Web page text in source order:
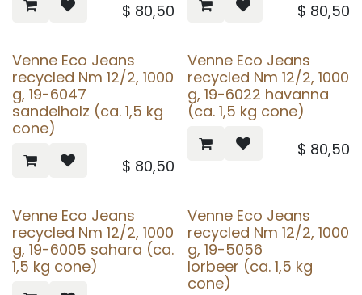
$ 80,50
$ 80,50
Venne Eco Jeans
recycled Nm 12/2, 1000
g, 19-6047
sandelholz (ca. 1,5 kg
cone)
$ 80,50
Venne Eco Jeans
recycled Nm 12/2, 1000
g, 19-6022 havanna
(ca. 1,5 kg cone)
$ 80,50
Venne Eco Jeans
recycled Nm 12/2, 1000
g, 19-6005 sahara (ca.
1,5 kg cone)
Venne Eco Jeans
recycled Nm 12/2, 1000
g, 19-5056
lorbeer (ca. 1,5 kg
cone)